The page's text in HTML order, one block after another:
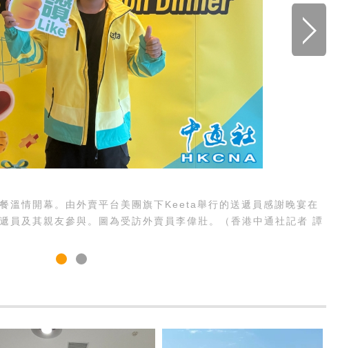
情開幕。由外賣平台美團旗下Keeta舉行的送遞員感謝晚宴在
員及其親友參與。圖為資深營運經理Line。（香港中通社記者 譚